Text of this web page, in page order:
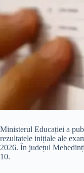
Ministerul Educației a
rezultatele inițiale ale
2026. În județul
10.